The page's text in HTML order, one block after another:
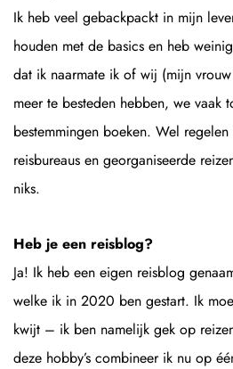
Ik heb veel gebackpackt in mijn
houden met de basics en heb
dat ik naarmate ik of wij (mijn
meer te besteden hebben, we vaak
bestemmingen boeken. Wel
reisbureaus en georganiseerde
niks.
Heb je een reisblog?
Ja! Ik heb een eigen reisblog
welke ik in 2020 ben gestart. Ik
kwijt – ik ben namelijk gek op
deze hobby’s combineer ik nu op